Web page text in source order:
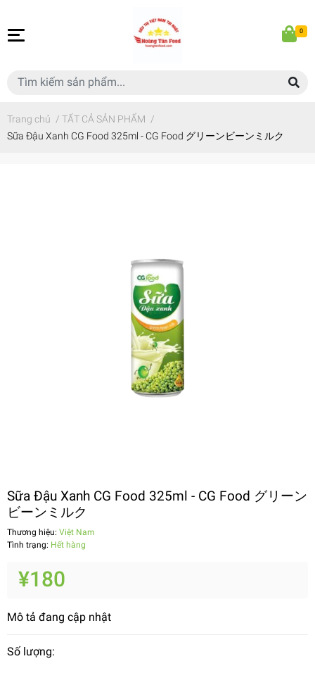
0
Trang chủ / TẤT CẢ SẢN PHẨM /
Sữa Đậu Xanh CG Food 325ml - CG Food グリーンビーンミルク
Sữa Đậu Xanh CG Food 325ml - CG Food グリーン
ビーンミルク
Thương hiệu: Việt Nam
Tình trạng: Hết hàng
¥180
Mô tả đang cập nhật
Số lượng: